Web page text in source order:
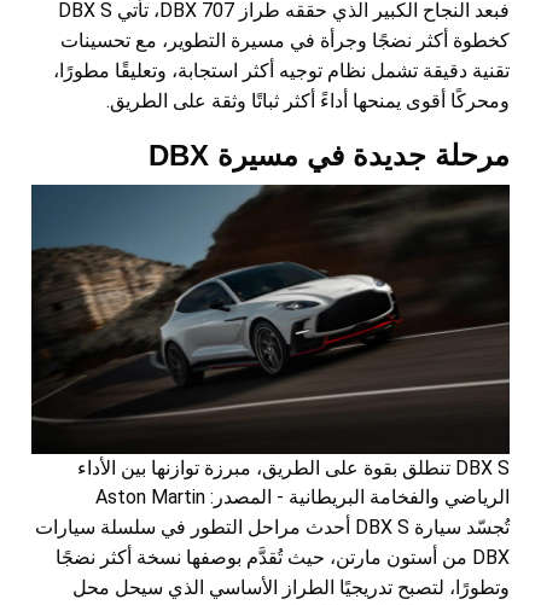
فبعد النجاح الكبير الذي حققه طراز DBX 707، تأتي DBX S
كخطوة أكثر نضجًا وجرأة في مسيرة التطوير، مع تحسينات
تقنية دقيقة تشمل نظام توجيه أكثر استجابة، وتعليقًا مطورًا،
ومحركًا أقوى يمنحها أداءً أكثر ثباتًا وثقة على الطريق.
مرحلة جديدة في مسيرة DBX
DBX S تنطلق بقوة على الطريق، مبرزة توازنها بين الأداء
الرياضي والفخامة البريطانية - المصدر: Aston Martin
تُجسّد سيارة DBX S أحدث مراحل التطور في سلسلة سيارات
DBX من أستون مارتن، حيث تُقدَّم بوصفها نسخة أكثر نضجًا
وتطورًا، لتصبح تدريجيًا الطراز الأساسي الذي سيحل محل